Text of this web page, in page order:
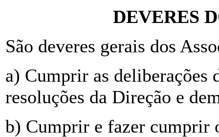
DEVERES
São deveres gerais dos
a) Cumprir as deliberações
resoluções da Direção e
b) Cumprir e fazer cumprir